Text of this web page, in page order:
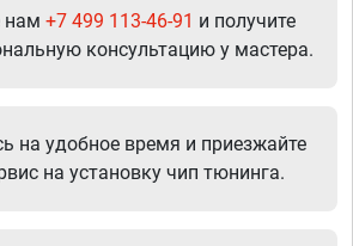
нам +7 499 113-46-91 и получите
консультацию у мастера.
на удобное время и приезжайте
на установку чип тюнинга.